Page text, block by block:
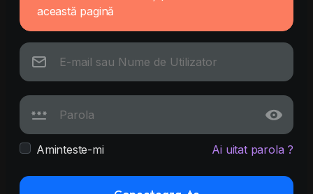
această pagină
Aminteste-mi Ai uitat parola ?